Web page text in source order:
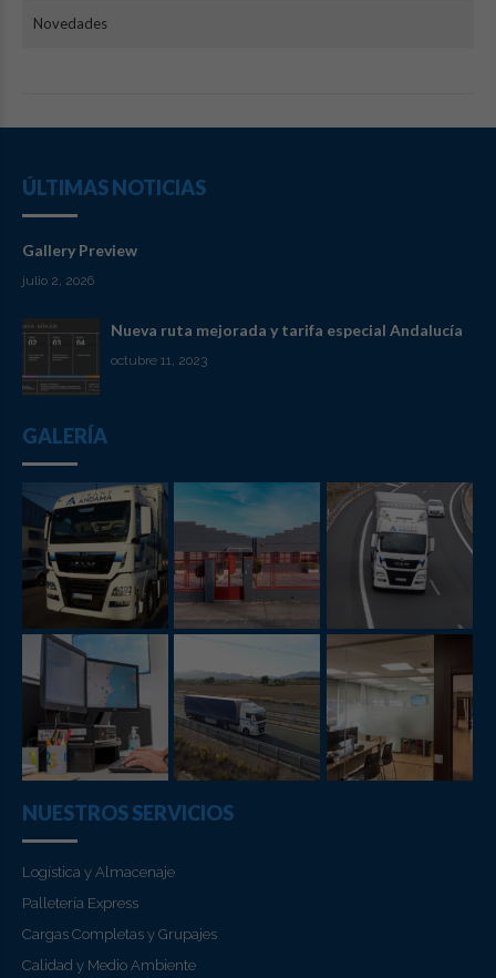
Novedades
ÚLTIMAS NOTICIAS
Gallery Preview
julio 2, 2026
Nueva ruta mejorada y tarifa especial Andalucía
octubre 11, 2023
GALERÍA
NUESTROS SERVICIOS
Logística y Almacenaje
Palletería Express
Cargas Completas y Grupajes
Calidad y Medio Ambiente